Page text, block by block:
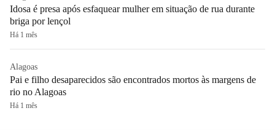
Idosa é presa após esfaquear mulher em situação de rua durante
briga por lençol
Há 1 mês
Alagoas
Pai e filho desaparecidos são encontrados mortos às margens de
rio no Alagoas
Há 1 mês